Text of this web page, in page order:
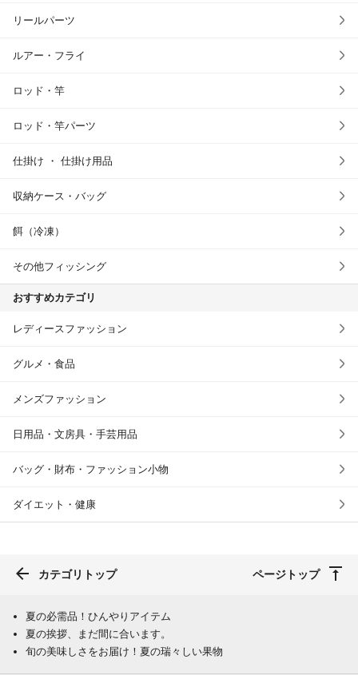
リールパーツ
ルアー・フライ
ロッド・竿
ロッド・竿パーツ
仕掛け ・ 仕掛け用品
収納ケース・バッグ
餌（冷凍）
その他フィッシング
おすすめカテゴリ
レディースファッション
グルメ・食品
メンズファッション
日用品・文房具・手芸用品
バッグ・財布・ファッション小物
ダイエット・健康
カテゴリトップ ページトップ
夏の必需品！ひんやりアイテム
夏の挨拶、まだ間に合います。
旬の美味しさをお届け！夏の瑞々しい果物